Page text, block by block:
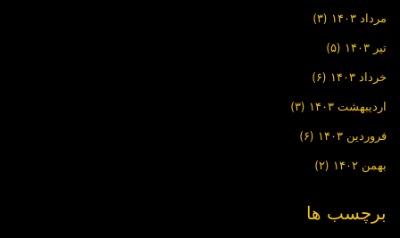
مرداد ۱۴۰۳ (۳)
تیر ۱۴۰۳ (۵)
خرداد ۱۴۰۳ (۶)
اردیبهشت ۱۴۰۳ (۳)
فروردین ۱۴۰۳ (۶)
بهمن ۱۴۰۲ (۲)
برچسب ها